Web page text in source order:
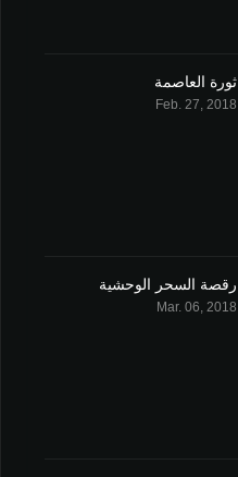
ثورة العاصمة
Feb. 27, 2018
رقصة السحر الوحشية
Mar. 06, 2018